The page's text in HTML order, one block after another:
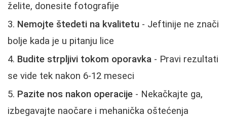
želite, donesite fotografije
Nemojte štedeti na kvalitetu - Jeftinije ne znači
bolje kada je u pitanju lice
Budite strpljivi tokom oporavka - Pravi rezultati
se vide tek nakon 6-12 meseci
Pazite nos nakon operacije - Nekačkajte ga,
izbegavajte naočare i mehanička oštećenja